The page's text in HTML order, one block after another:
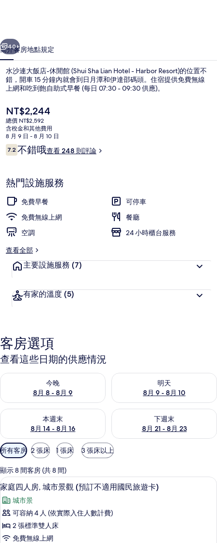
閒
館
(Shui
Sha
Lian
Hotel
Harbor
Resort)
的
相
片
集
個 下一個
40+
簡介客房地點規定
水沙連大飯店-休閒館 (Shui Sha Lian Hotel - Harbor Resort)的位置不
錯，開車 15 分鐘內就會到日月潭和伊達邵碼頭。住宿提供免費無線
上網和吃到飽自助式早餐 (每日 07:30 - 09:30 供應)。
目
前
的
價
格
是
NT$2,244
總價 NT$2,592
含稅金和其他費用
8 月 9 日 - 8 月 10 日
評
論
7.27.2 分，滿分 10 分，
不錯哦查看 248 則評論
熱門設施服務
免費早餐
可停車
免費無線上網
餐廳
空調
24 小時櫃台服務
查看全部
主要設施服務 (7)
有家的溫度 (5)
客房選項
查看這些日期的供應情況
今晚
8月 8 - 8月 9
查看今晚 (8月 8 - 8月 9) 的供應情況
明天
8月 9 - 8月 10
查看明天 (8月 9 - 8月 10) 的供
本週末
8月 14 - 8月 16
查看本週末 (8月 14 - 8月 16) 的供應情況
下週末
8月 21 - 8月 23
查看下週末 (8月 21 - 8月 23)
可
用
的
客
房
篩
選
條
所有客房 2 張床 1 張床 3 張床以上
顯示 8 間客房 (共 8 間)
顯
示
家
庭
四
家庭四人房, 城市景觀 (預訂不適用國
4
家庭四人房, 城市景觀 (預訂不適用國民旅遊卡)
城市景
可容納 4 人 (依實際入住人數計費)
2 張標準雙人床
免費無線上網